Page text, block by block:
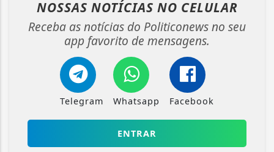
NOSSAS NOTÍCIAS NO CELULAR
Receba as notícias do Politiconews no seu
app favorito de mensagens.
Telegram Whatsapp Facebook
ENTRAR